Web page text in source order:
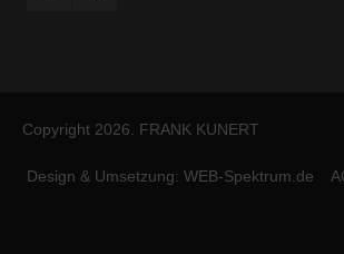
Copyright 2026. FRANK KUNERT
Design & Umsetzung: WEB-Spektrum.de